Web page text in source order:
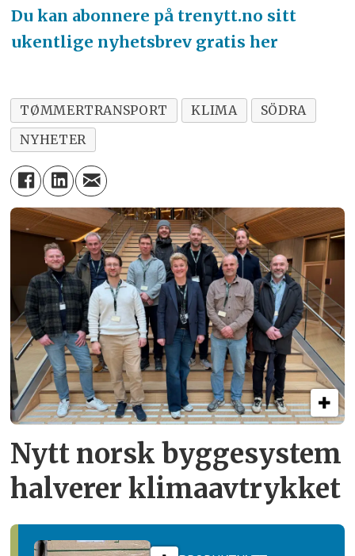
Du kan abonnere på trenytt.no sitt
ukentlige nyhetsbrev gratis her
TØMMERTRANSPORT KLIMA
SÖDRA
NYHETER
Nytt norsk byggesystem
halverer klimaavtrykket